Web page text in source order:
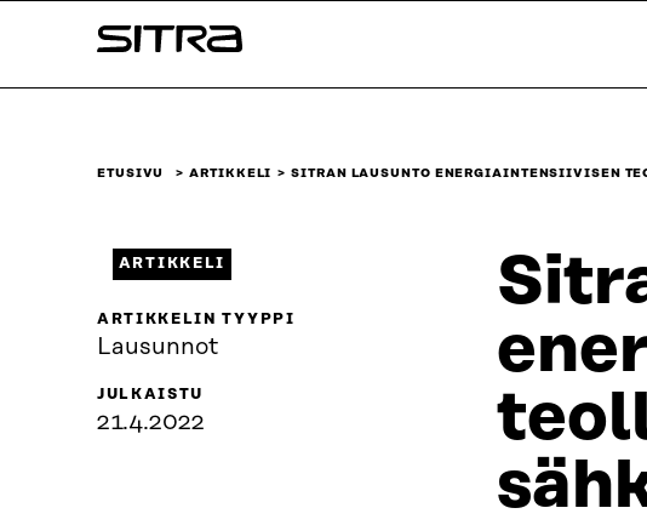
sisältöön
Sitra
ETUSIVU ARTIKKELI SITRAN LAUSUNTO ENERGIAINTENSIIVISEN
ARTIKKELI
ARTIKKELIN TYYPPI
Lausunnot
JULKAISTU
21.4.2022